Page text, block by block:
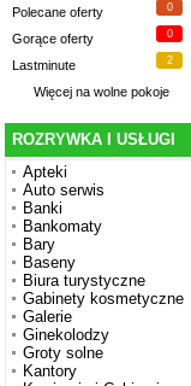
Polecane oferty 0
Gorące oferty 0
Lastminute 2
Więcej na wolne pokoje
ROZRYWKA I USŁUGI
Apteki
Auto serwis
Banki
Bankomaty
Bary
Baseny
Biura turystyczne
Gabinety kosmetyczne
Galerie
Ginekolodzy
Groty solne
Kantory